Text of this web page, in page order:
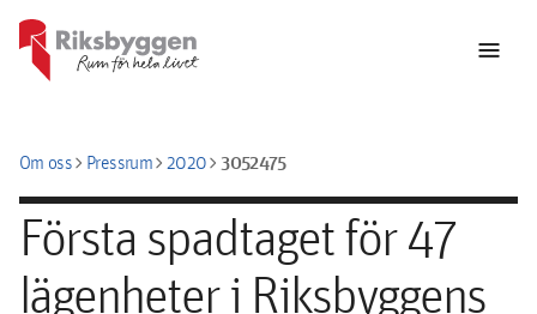
menu
Om osschevron_rightPressrumchevron_right2020chevron_right3052475
Första spadtaget för 47
lägenheter i Riksbyggens